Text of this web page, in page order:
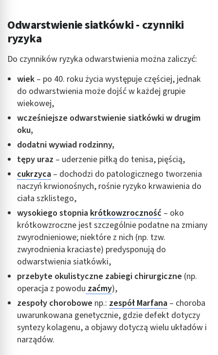
Odwarstwienie siatkówki - czynniki
ryzyka
Do czynników ryzyka odwarstwienia można zaliczyć:
wiek – po 40. roku życia występuje częściej, jednak
do odwarstwienia może dojść w każdej grupie
wiekowej,
wcześniejsze odwarstwienie siatkówki w drugim
oku,
dodatni wywiad rodzinny,
tępy uraz – uderzenie piłką do tenisa, pięścią,
cukrzyca – dochodzi do patologicznego tworzenia
naczyń krwionośnych, rośnie ryzyko krwawienia do
ciała szklistego,
wysokiego stopnia krótkowzroczność – oko
krótkowzroczne jest szczególnie podatne na zmiany
zwyrodnieniowe; niektóre z nich (np. tzw.
zwyrodnienia kraciaste) predysponują do
odwarstwienia siatkówki,
przebyte okulistyczne zabiegi chirurgiczne (np.
operacja z powodu zaćmy),
zespoły chorobowe np.: zespół Marfana – choroba
uwarunkowana genetycznie, gdzie defekt dotyczy
syntezy kolagenu, a objawy dotyczą wielu układów i
narządów.